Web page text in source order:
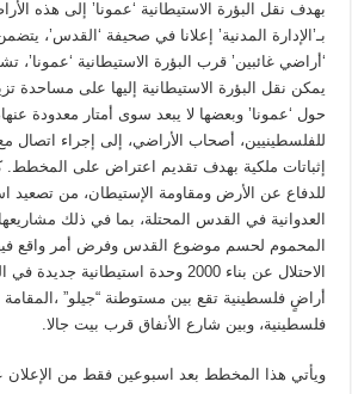
بهدف نقل البؤرة الاستيطانية ‘عمونا’ إلى هذه
بـ’الإدارة المدنية’ إعلانا في صحيفة ‘القدس’،
حول ‘عمونا’ وبعضها لا يبعد سوى أمتار معدودة
للفلسطينيين، أصحاب الأراضي، إلى إجراء اتصال مع
إثباتات ملكية بهدف تقديم اعتراض على
للدفاع عن الأرض ومقاومة الإستيطان، من تصعيد
العدوانية في القدس المحتلة، بما في ذلك
المحموم لحسم موضوع القدس وفرض أمر واقع
الاحتلال عن بناء 2000 وحدة استيطانية
أراضٍ فلسطينية تقع بين مستوطنة “جيلو”
فلسطينية، وبين شارع الأنفاق قرب بيت جالا.